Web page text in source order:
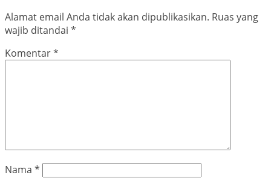
Alamat email Anda tidak akan dipublikasikan. Ruas yang
wajib ditandai *
Komentar*
Nama *